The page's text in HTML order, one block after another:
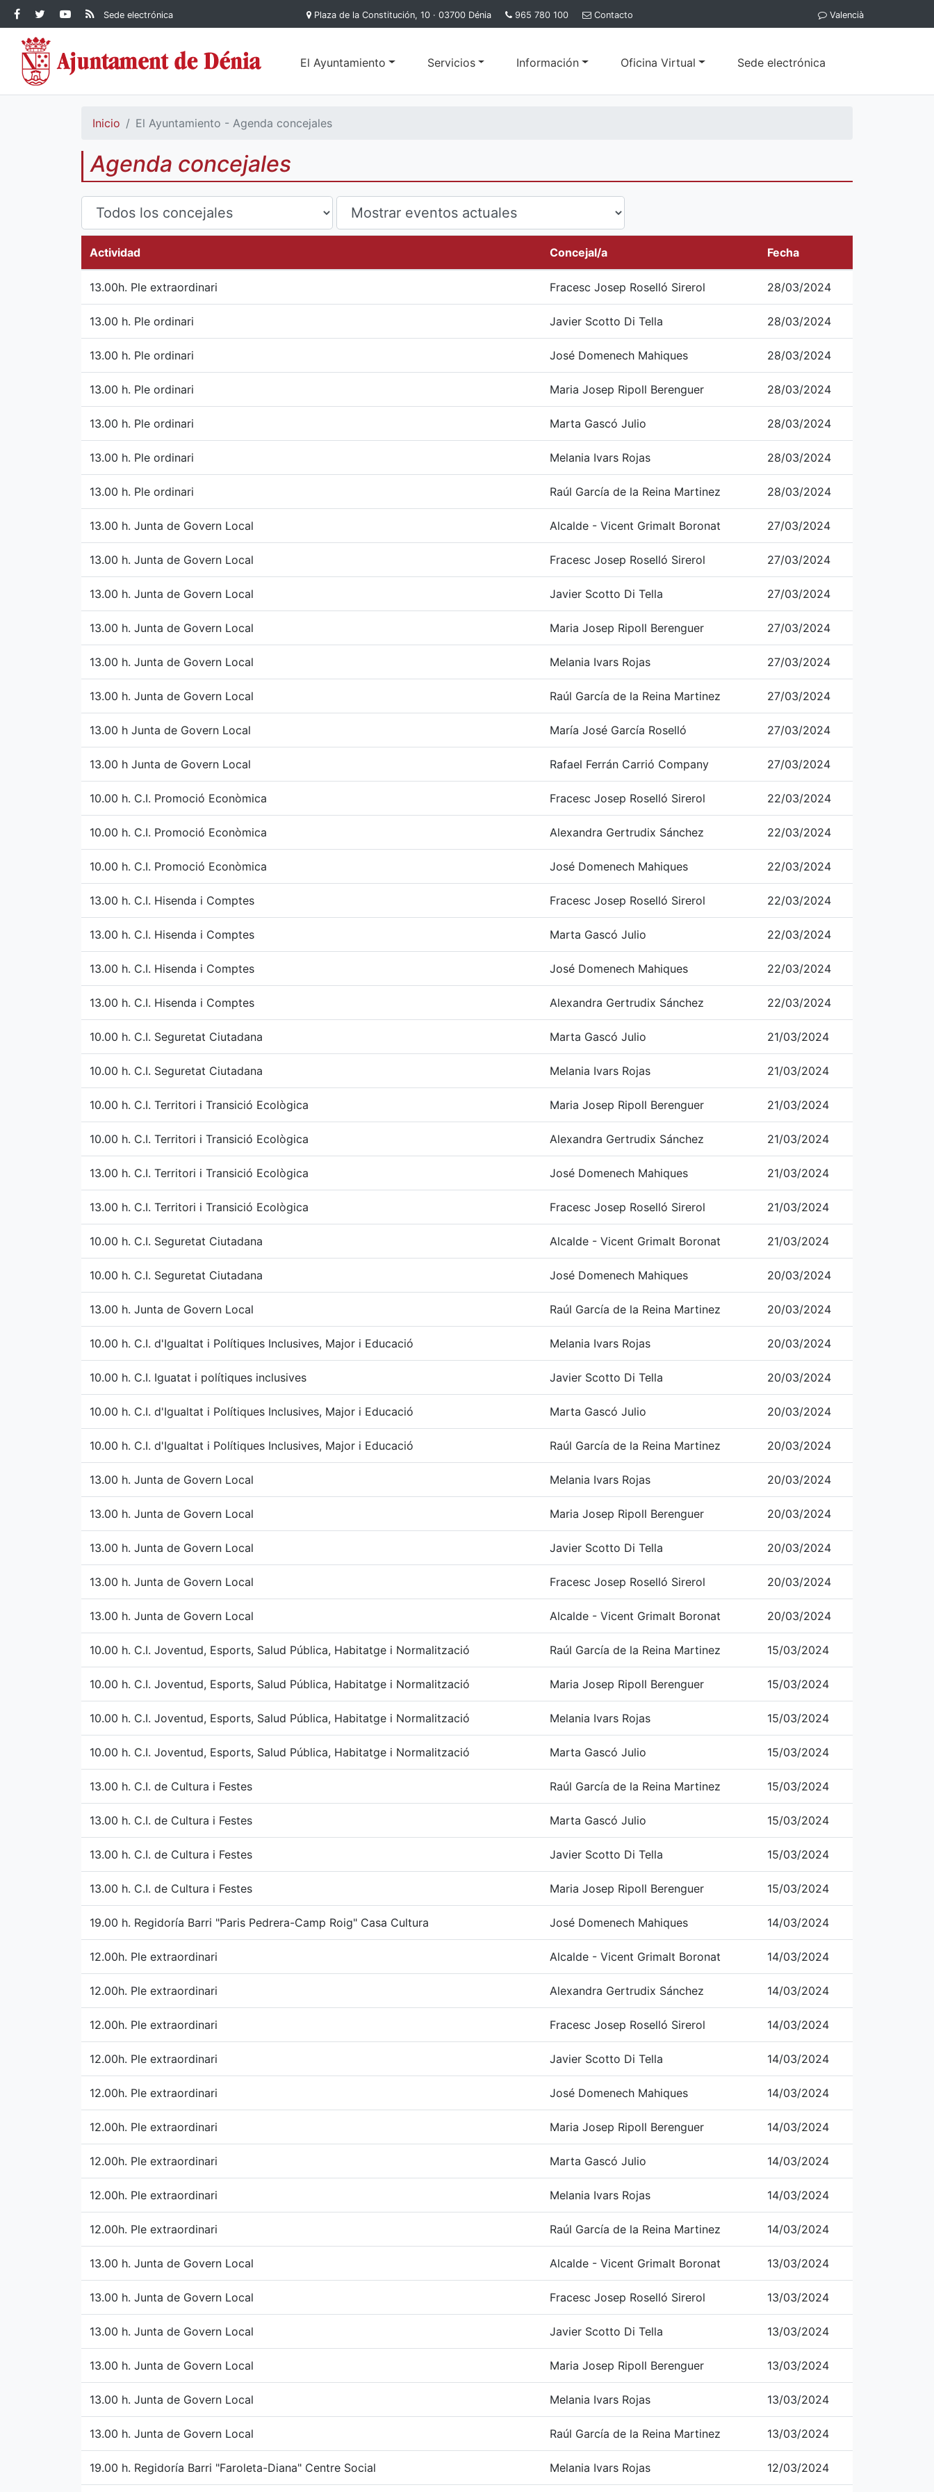
Contenido principal
Facebook Ayuntamiento de
Dénia
Ayuntamiento de Dénia
YouTube
Ayuntamiento de
RSS Actualidad
Ayuntamiento de
Sede electrónica Plaza de la Constitución, 10 · 03700 Dénia 965 780 100 Contacto Valencià
El Ayuntamiento Servicios Información Oficina Virtual Sede electrónica
Inicio El Ayuntamiento - Agenda concejales
Agenda concejales
Actividad Concejal/a Fecha
13.00h. Ple extraordinari Fracesc Josep Roselló Sirerol 28/03/2024
13.00 h. Ple ordinari Javier Scotto Di Tella 28/03/2024
13.00 h. Ple ordinari José Domenech Mahiques 28/03/2024
13.00 h. Ple ordinari Maria Josep Ripoll Berenguer 28/03/2024
13.00 h. Ple ordinari Marta Gascó Julio 28/03/2024
13.00 h. Ple ordinari Melania Ivars Rojas 28/03/2024
13.00 h. Ple ordinari Raúl García de la Reina Martinez 28/03/2024
13.00 h. Junta de Govern Local Alcalde - Vicent Grimalt Boronat 27/03/2024
13.00 h. Junta de Govern Local Fracesc Josep Roselló Sirerol 27/03/2024
13.00 h. Junta de Govern Local Javier Scotto Di Tella 27/03/2024
13.00 h. Junta de Govern Local Maria Josep Ripoll Berenguer 27/03/2024
13.00 h. Junta de Govern Local Melania Ivars Rojas 27/03/2024
13.00 h. Junta de Govern Local Raúl García de la Reina Martinez 27/03/2024
13.00 h Junta de Govern Local María José García Roselló 27/03/2024
13.00 h Junta de Govern Local Rafael Ferrán Carrió Company 27/03/2024
10.00 h. C.I. Promoció Econòmica Fracesc Josep Roselló Sirerol 22/03/2024
10.00 h. C.I. Promoció Econòmica Alexandra Gertrudix Sánchez 22/03/2024
10.00 h. C.I. Promoció Econòmica José Domenech Mahiques 22/03/2024
13.00 h. C.I. Hisenda i Comptes Fracesc Josep Roselló Sirerol 22/03/2024
13.00 h. C.I. Hisenda i Comptes Marta Gascó Julio 22/03/2024
13.00 h. C.I. Hisenda i Comptes José Domenech Mahiques 22/03/2024
13.00 h. C.I. Hisenda i Comptes Alexandra Gertrudix Sánchez 22/03/2024
10.00 h. C.I. Seguretat Ciutadana Marta Gascó Julio 21/03/2024
10.00 h. C.I. Seguretat Ciutadana Melania Ivars Rojas 21/03/2024
10.00 h. C.I. Territori i Transició Ecològica Maria Josep Ripoll Berenguer 21/03/2024
10.00 h. C.I. Territori i Transició Ecològica Alexandra Gertrudix Sánchez 21/03/2024
13.00 h. C.I. Territori i Transició Ecològica José Domenech Mahiques 21/03/2024
13.00 h. C.I. Territori i Transició Ecològica Fracesc Josep Roselló Sirerol 21/03/2024
10.00 h. C.I. Seguretat Ciutadana Alcalde - Vicent Grimalt Boronat 21/03/2024
10.00 h. C.I. Seguretat Ciutadana José Domenech Mahiques 20/03/2024
13.00 h. Junta de Govern Local Raúl García de la Reina Martinez 20/03/2024
10.00 h. C.I. d'Igualtat i Polítiques Inclusives, Major i Educació Melania Ivars Rojas 20/03/2024
10.00 h. C.I. Iguatat i polítiques inclusives Javier Scotto Di Tella 20/03/2024
10.00 h. C.I. d'Igualtat i Polítiques Inclusives, Major i Educació Marta Gascó Julio 20/03/2024
10.00 h. C.I. d'Igualtat i Polítiques Inclusives, Major i Educació Raúl García de la Reina Martinez 20/03/2024
13.00 h. Junta de Govern Local Melania Ivars Rojas 20/03/2024
13.00 h. Junta de Govern Local Maria Josep Ripoll Berenguer 20/03/2024
13.00 h. Junta de Govern Local Javier Scotto Di Tella 20/03/2024
13.00 h. Junta de Govern Local Fracesc Josep Roselló Sirerol 20/03/2024
13.00 h. Junta de Govern Local Alcalde - Vicent Grimalt Boronat 20/03/2024
10.00 h. C.I. Joventud, Esports, Salud Pública, Habitatge i Normalització Raúl García de la Reina Martinez 15/03/2024
10.00 h. C.I. Joventud, Esports, Salud Pública, Habitatge i Normalització Maria Josep Ripoll Berenguer 15/03/2024
10.00 h. C.I. Joventud, Esports, Salud Pública, Habitatge i Normalització Melania Ivars Rojas 15/03/2024
10.00 h. C.I. Joventud, Esports, Salud Pública, Habitatge i Normalització Marta Gascó Julio 15/03/2024
13.00 h. C.I. de Cultura i Festes Raúl García de la Reina Martinez 15/03/2024
13.00 h. C.I. de Cultura i Festes Marta Gascó Julio 15/03/2024
13.00 h. C.I. de Cultura i Festes Javier Scotto Di Tella 15/03/2024
13.00 h. C.I. de Cultura i Festes Maria Josep Ripoll Berenguer 15/03/2024
19.00 h. Regidoría Barri "Paris Pedrera-Camp Roig" Casa Cultura José Domenech Mahiques 14/03/2024
12.00h. Ple extraordinari Alcalde - Vicent Grimalt Boronat 14/03/2024
12.00h. Ple extraordinari Alexandra Gertrudix Sánchez 14/03/2024
12.00h. Ple extraordinari Fracesc Josep Roselló Sirerol 14/03/2024
12.00h. Ple extraordinari Javier Scotto Di Tella 14/03/2024
12.00h. Ple extraordinari José Domenech Mahiques 14/03/2024
12.00h. Ple extraordinari Maria Josep Ripoll Berenguer 14/03/2024
12.00h. Ple extraordinari Marta Gascó Julio 14/03/2024
12.00h. Ple extraordinari Melania Ivars Rojas 14/03/2024
12.00h. Ple extraordinari Raúl García de la Reina Martinez 14/03/2024
13.00 h. Junta de Govern Local Alcalde - Vicent Grimalt Boronat 13/03/2024
13.00 h. Junta de Govern Local Fracesc Josep Roselló Sirerol 13/03/2024
13.00 h. Junta de Govern Local Javier Scotto Di Tella 13/03/2024
13.00 h. Junta de Govern Local Maria Josep Ripoll Berenguer 13/03/2024
13.00 h. Junta de Govern Local Melania Ivars Rojas 13/03/2024
13.00 h. Junta de Govern Local Raúl García de la Reina Martinez 13/03/2024
19.00 h. Regidoría Barri "Faroleta-Diana" Centre Social Melania Ivars Rojas 12/03/2024